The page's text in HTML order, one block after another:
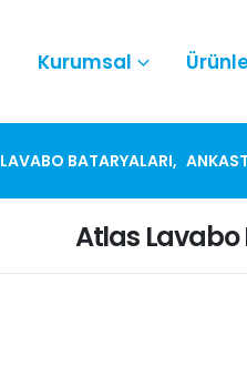
Kurumsal
LAVABO BATARYALARI,
Atlas Lavabo